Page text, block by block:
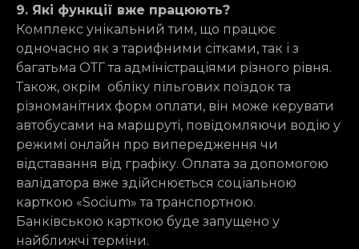
9. Які функції вже працюють?
Комплекс унікальний тим, що працює
одночасно як з тарифними сітками, так і з
багатьма ОТГ та адміністраціями різного рівня.
Також, окрім обліку пільгових поїздок та
різноманітних форм оплати, він може керувати
автобусами на маршруті, повідомляючи водію у
режимі онлайн про випередження чи
відставання від графіку. Оплата за допомогою
валідатора вже здійснюється соціальною
карткою «Socium» та транспортною.
Банківською карткою буде запущено у
найближчі терміни.